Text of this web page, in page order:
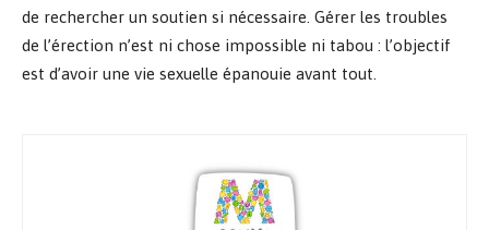
de rechercher un soutien si nécessaire. Gérer les troubles
de l’érection n’est ni chose impossible ni tabou : l’objectif
est d’avoir une vie sexuelle épanouie avant tout.